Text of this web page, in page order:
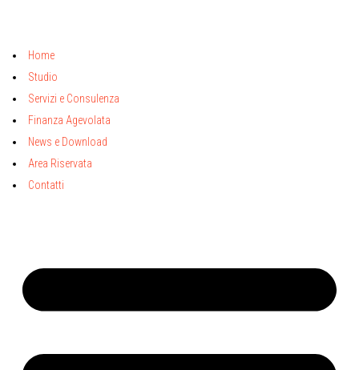
Home
Studio
Servizi e Consulenza
Finanza Agevolata
News e Download
Area Riservata
Contatti